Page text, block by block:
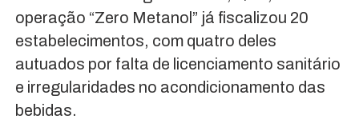
operação “Zero Metanol” já fiscalizou 20
estabelecimentos, com quatro deles
autuados por falta de licenciamento sanitário
e irregularidades no acondicionamento das
bebidas.